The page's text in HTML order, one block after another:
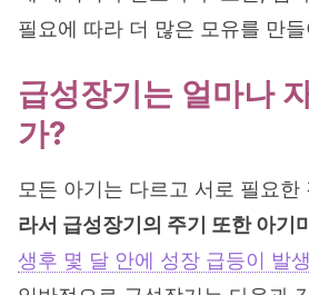
필요에 따라 더 많은 모유를 만
급성장기는 얼마나
가?
모든 아기는 다르고 서로 필요한
라서 급성장기의 주기 또한 아기
생후 몇 달 안에 성장 급등이 발